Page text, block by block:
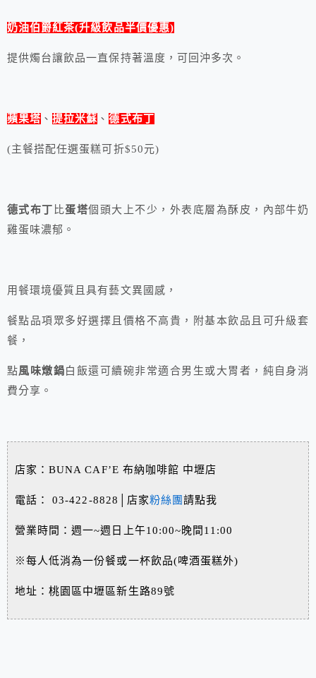
奶油伯爵紅茶(升級飲品半價優惠)
提供燭台讓飲品一直保持著溫度，可回沖多次。
蘋果塔 、提拉米蘇 、德式布丁
(主餐搭配任選蛋糕可折$50元)
德式布丁比蛋塔個頭大上不少，外表底層為酥皮，內部牛奶
雞蛋味濃郁。
用餐環境優質且具有藝文異國感，
餐點品項眾多好選擇且價格不高貴，附基本飲品且可升級套
餐，
點風味燉鍋白飯還可續碗非常適合男生或大胃者，純自身消
費分享。
店家：BUNA CAF’E 布納咖啡館 中壢店
電話： 03-422-8828│店家粉絲團請點我
營業時間：週一~週日上午10:00~晚間11:00
※每人低消為一份餐或一杯飲品(啤酒蛋糕外)
地址：桃園區中壢區新生路89號